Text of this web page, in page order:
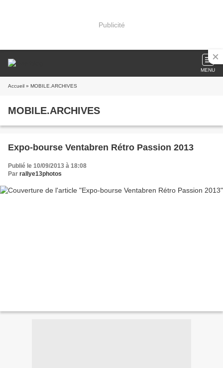
Publicité
MENU
Accueil » MOBILE.ARCHIVES
MOBILE.ARCHIVES
Expo-bourse Ventabren Rétro Passion 2013
Publié le 10/09/2013 à 18:08
Par rallye13photos